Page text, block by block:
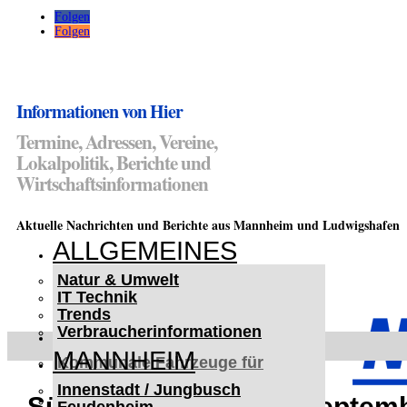
Folgen
Folgen
Informationen von Hier
Termine, Adressen, Vereine,
Lokalpolitik, Berichte und
Wirtschaftsinformationen
Aktuelle Nachrichten und Berichte aus Mannheim und Ludwigshafen
ALLGEMEINES
Natur & Umwelt
IT Technik
Trends
Verbraucherinformationen
MANNHEIM
Innenstadt / Jungbusch
< UKRAINE >
Kommunale Fahrzeuge für
Czernowitz
Nutzfahrzeuge für Czernowitz